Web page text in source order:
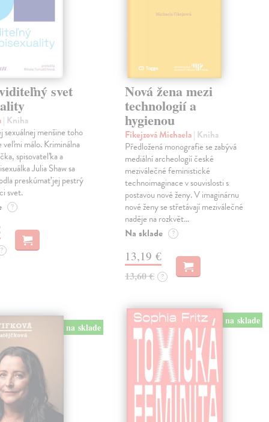
svet
| Kniha
sexuálnej menšine toho
veľmi málo. Kriminálna
spisovateľka a
Julia Shaw sa
preskúmať jej pestrý
svet.
?
?
Nová žena mezi
technologií a
hygienou
Fikejzová Michaela| Kniha
Předložená monografie se zabývá
mediální archeologií české
meziválečné feministické
technoimaginace v souvislosti s
postavou nové ženy. V imaginárnu
nové ženy se střetávají meziválečné
naděje na rozkvět…
Na sklade ?
13,19 €
13,60 € ?
na sklade
na sklade